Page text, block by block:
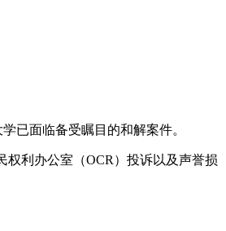
已面临备受瞩目的和解案件。
利办公室（OCR）投诉以及声誉损